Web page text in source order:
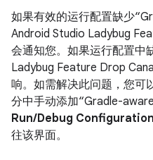
如果有效的运行配置缺少
Android Studio Ladybug
会通知您。如果运行配置中
Ladybug Feature Drop
响。如需解决此问题，您可
分中手动添加“Gradle-
Run/Debug
往该界面。